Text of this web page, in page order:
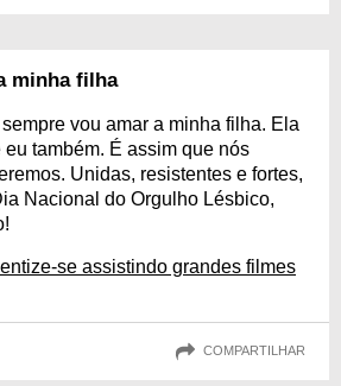
minha filha
vou amar a minha filha. Ela
também. É assim que nós
Unidas, resistentes e fortes,
Nacional do Orgulho Lésbico,
se assistindo grandes filmes
COMPARTILHAR